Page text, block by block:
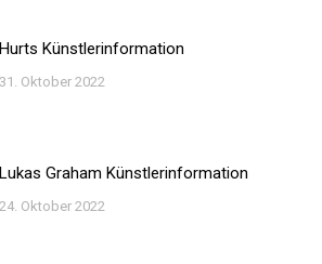
Hurts Künstlerinformation
31. Oktober 2022
Lukas Graham Künstlerinformation
24. Oktober 2022